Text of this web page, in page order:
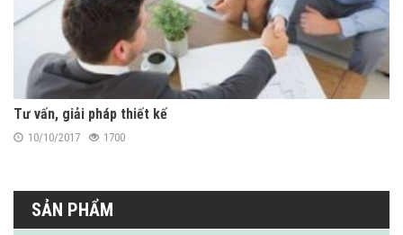
Tư vấn, giải pháp thiết kế
10/10/2017 1700
SẢN PHẨM